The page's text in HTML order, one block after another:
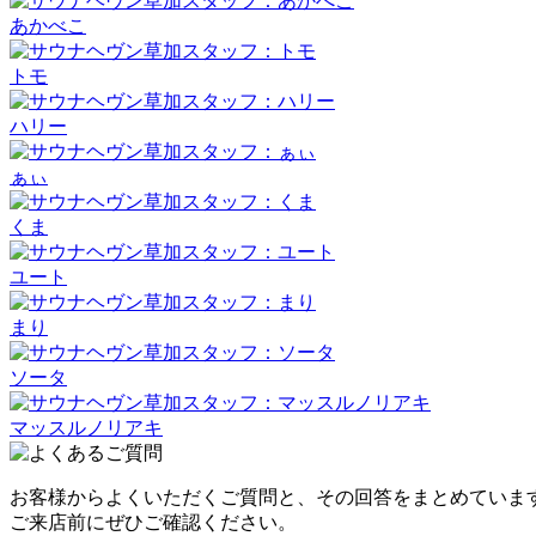
あかべこ
トモ
ハリー
ぁぃ
くま
ユート
まり
ソータ
マッスルノリアキ
お客様からよくいただくご質問と、その回答をまとめていま
ご来店前にぜひご確認ください。